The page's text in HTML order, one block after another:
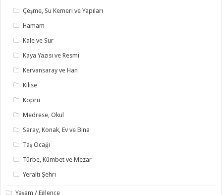
Çeşme, Su Kemeri ve Yapıları
Hamam
Kale ve Sur
Kaya Yazısı ve Resmi
Kervansaray ve Han
Kilise
Köprü
Medrese, Okul
Saray, Konak, Ev ve Bina
Taş Ocağı
Türbe, Kümbet ve Mezar
Yeraltı Şehri
Yaşam / Eğlence